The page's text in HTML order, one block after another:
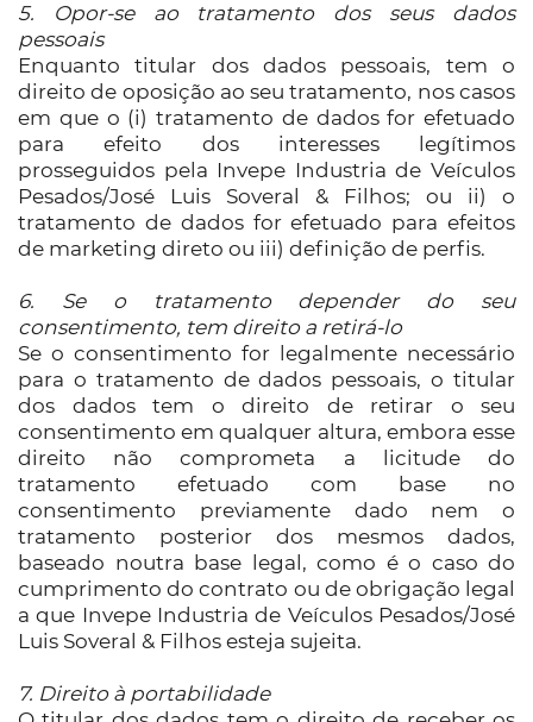
5. Opor-se ao tratamento dos seus dados
pessoais
Enquanto titular dos dados pessoais, tem o
direito de oposição ao seu tratamento, nos casos
em que o (i) tratamento de dados for efetuado
para efeito dos interesses legítimos
prosseguidos pela Invepe Industria de Veículos
Pesados/José Luis Soveral & Filhos; ou ii) o
tratamento de dados for efetuado para efeitos
de marketing direto ou iii) definição de perfis.
6. Se o tratamento depender do seu
consentimento, tem direito a retirá-lo
Se o consentimento for legalmente necessário
para o tratamento de dados pessoais, o titular
dos dados tem o direito de retirar o seu
consentimento em qualquer altura, embora esse
direito não comprometa a licitude do
tratamento efetuado com base no
consentimento previamente dado nem o
tratamento posterior dos mesmos dados,
baseado noutra base legal, como é o caso do
cumprimento do contrato ou de obrigação legal
a que Invepe Industria de Veículos Pesados/José
Luis Soveral & Filhos esteja sujeita.
7. Direito à portabilidade